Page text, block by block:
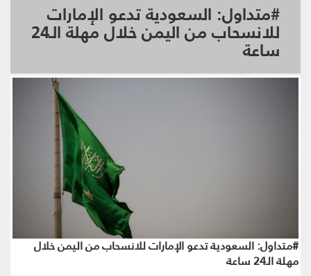
#متداول: السعودية تدعو الإمارات
للانسحاب من اليمن خلال مهلة الـ24
ساعة
#متداول: السعودية تدعو الإمارات للانسحاب من اليمن خلال
مهلة الـ24 ساعة